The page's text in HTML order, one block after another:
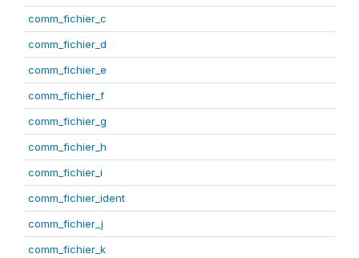
comm_fichier_c
comm_fichier_d
comm_fichier_e
comm_fichier_f
comm_fichier_g
comm_fichier_h
comm_fichier_i
comm_fichier_ident
comm_fichier_j
comm_fichier_k